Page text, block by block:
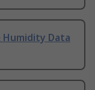
Humidity Data